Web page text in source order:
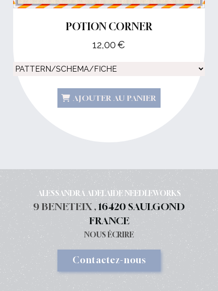
POTION CORNER
12,00€
AJOUTER AU PANIER
ALESSANDRA ADELAIDE NEEDLEWORKS
9 BENETEIX ,16420 SAULGOND
FRANCE
NOUS ÉCRIRE
Contactez-nous